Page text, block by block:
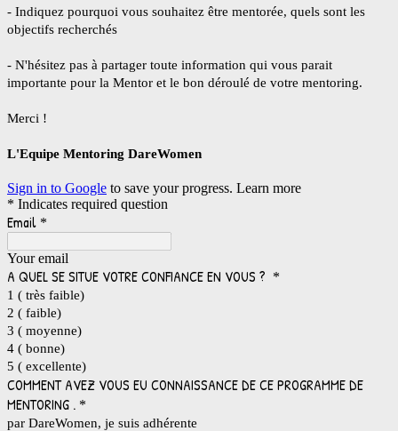
- Indiquez pourquoi vous souhaitez être mentorée, quels sont les
objectifs recherchés
- N'hésitez pas à partager toute information qui vous parait
importante pour la Mentor et le bon déroulé de votre mentoring.
Merci !
L'Equipe Mentoring DareWomen
Sign in to Google to save your progress. Learn more
* Indicates required question
Email *
Your email
A QUEL SE SITUE VOTRE CONFIANCE EN VOUS ? *
1 ( très faible)
2 ( faible)
3 ( moyenne)
4 ( bonne)
5 ( excellente)
COMMENT AVEZ VOUS EU CONNAISSANCE DE CE PROGRAMME DE
MENTORING . *
par DareWomen, je suis adhérente